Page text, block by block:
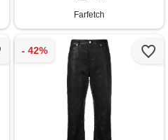
Farfetch